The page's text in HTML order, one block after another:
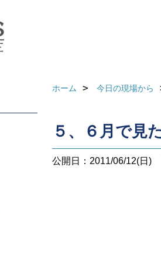
ホーム 今日の現場から
５、６月で見
公開日：2011/06/12(日)